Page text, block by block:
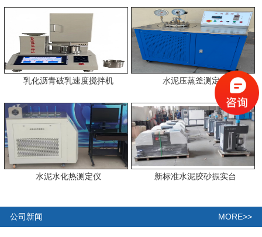
乳化沥青破乳速度搅拌机 水泥压蒸釜测定仪
水泥水化热测定仪 新标准水泥胶砂振实台
公司新闻 MORE>>